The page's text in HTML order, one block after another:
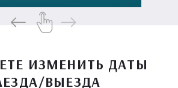
ИЗМЕНИТЬ ДАТЫ
ВЫЕЗДА